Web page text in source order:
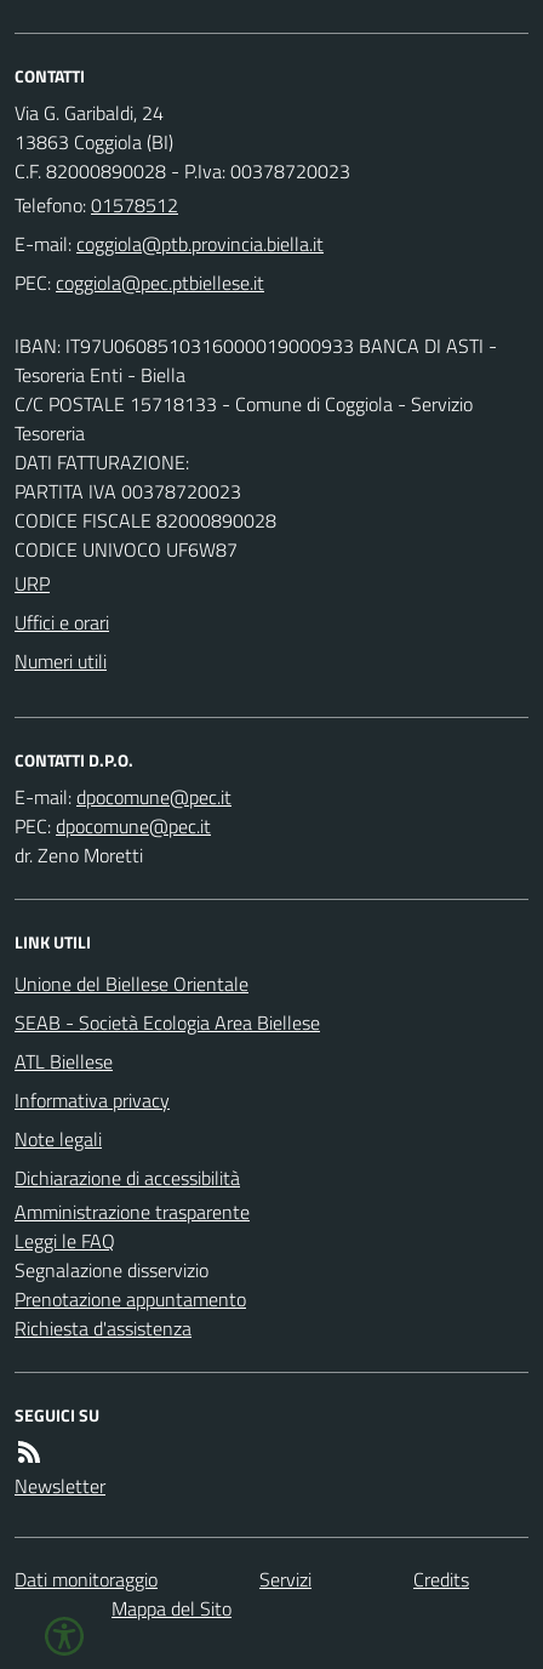
CONTATTI
Via G. Garibaldi, 24
13863 Coggiola (BI)
C.F. 82000890028 - P.Iva: 00378720023
Telefono:01578512
E-mail:
PEC:
IBAN: IT97U0608510316000019000933 BANCA DI ASTI -
Tesoreria Enti - Biella
C/C POSTALE 15718133 - Comune di Coggiola - Servizio
Tesoreria
DATI FATTURAZIONE:
PARTITA IVA 00378720023
CODICE FISCALE 82000890028
CODICE UNIVOCO UF6W87
URP
Uffici e orari
Numeri utili
CONTATTI D.P.O.
E-mail:
PEC:
dr. Zeno Moretti
LINK UTILI
Unione del Biellese Orientale
SEAB - Società Ecologia Area Biellese
ATL Biellese
Informativa privacy
Note legali
Dichiarazione di accessibilità
Amministrazione trasparente
Leggi le FAQ
Segnalazione disservizio
Prenotazione appuntamento
Richiesta d'assistenza
SEGUICI SU
Newsletter
Dati monitoraggio Servizi
Credits
Mappa del Sito